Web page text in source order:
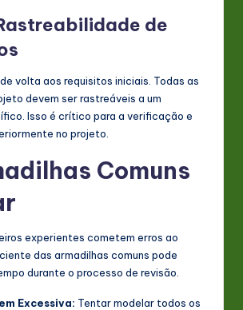
de
volta aos requisitos iniciais. Todas as
devem ser rastreáveis a um
Isso é crítico para a verificação e
no projeto.
Comuns
experientes cometem erros ao
das armadilhas comuns pode
durante o processo de revisão.
Excessiva: Tentar modelar todos os